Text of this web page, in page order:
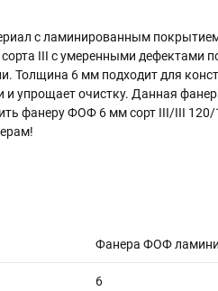
с ламинированным
III с умеренными дефектами
Толщина 6 мм подходит для
упрощает очистку. Данная
фанеру ФОФ 6 мм сорт III/III 120/
Фанера ФОФ
6